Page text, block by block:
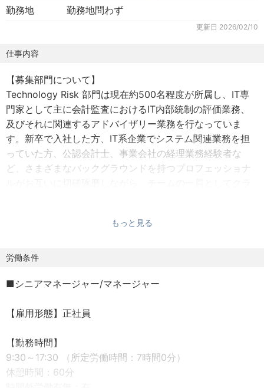
勤務地 勤務地問わず
更新日 2026/02/10
仕事内容
【募集部門について】
Technology Risk 部門は現在約500名程度が所属し、IT専
門家として主に会計監査におけるIT内部統制の評価業務、
及びそれに関連するアドバイザリー業務を行なっていま
す。新卒で入社した方、IT系企業でシステム関連業務を担
っていた方、公認会計士、事業会社の経理業務経験者な
ど、さまざまなバックグラウンドを持つプロフェッショナ
・会計監査、内部統制監査（J-SOX）におけるIT内部統制
- IT全般統制の評価
- データフローの理解
- システム生成データ・レポートの検証 等
・委託業務に係る内部統制の保証業務
- SOC1、SOC2、SOC3報告書
もっと見る
労働条件
■シニアマネージャー/マネージャー
【雇用形態】正社員
【勤務時間】
9:30～17:30 （所定労働時間：7時間0分）
休憩時間：60分